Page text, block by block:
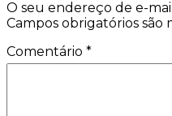
O seu endereço de e-
Campos obrigatórios são
Comentário *